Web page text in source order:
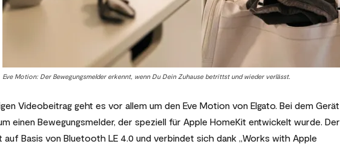
Eve Motion: Der Bewegungsmelder erkennt, wenn Du Dein Zuhause betrittst und wieder verlässt.
Videobeitrag geht es vor allem um den Eve Motion von Elgato. Bei dem Gerät
einen Bewegungsmelder, der speziell für Apple HomeKit entwickelt wurde. Der
auf Basis von Bluetooth LE 4.0 und verbindet sich dank „Works with Apple